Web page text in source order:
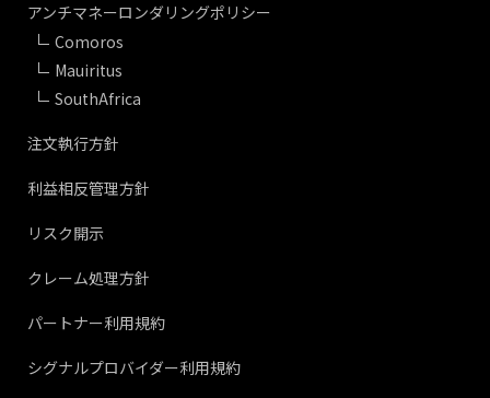
アンチマネーロンダリングポリシー
Comoros
Mauiritus
SouthAfrica
注文執行方針
利益相反管理方針
リスク開示
クレーム処理方針
パートナー利用規約
シグナルプロバイダー利用規約